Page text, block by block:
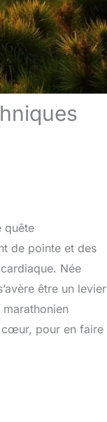
quête
de pointe et des
Née
être un levier
cœur, pour en faire